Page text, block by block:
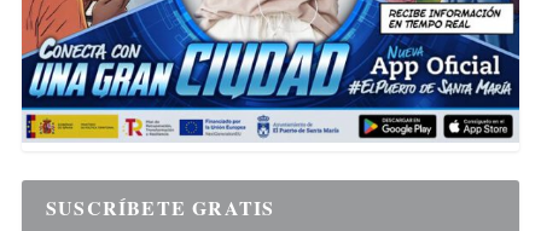
SUSCRÍBETE GRATIS